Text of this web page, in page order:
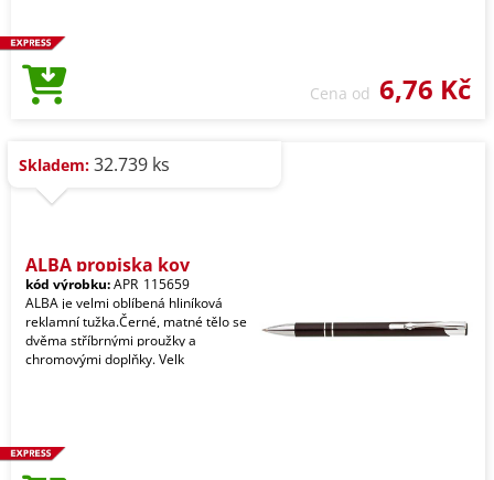
Cena od 6,76 Kč
Skladem: 32.739 ks
ALBA propiska kov
kód výrobku:APR_115659
ALBA je velmi oblíbená hliníková
reklamní tužka.Černé, matné tělo se
dvěma stříbrnými proužky a
chromovými doplňky. Velk